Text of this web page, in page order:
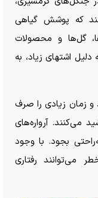
که پوشش گیاهی
گل‌ها و محصولات
اشتهای زیاد، به
زمان زیادی را صرف
می‌کنند. آرواره‌های
بجود. با وجود
می‌توانند رفتاری